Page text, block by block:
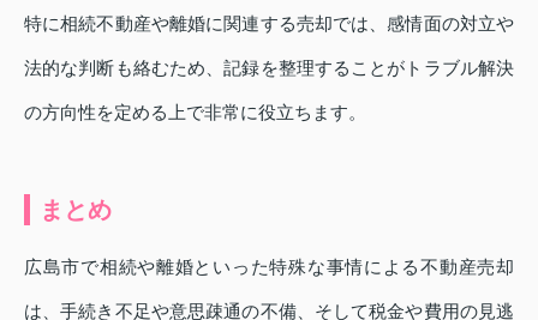
特に相続不動産や離婚に関連する売却では、感情面の対立や
法的な判断も絡むため、記録を整理することがトラブル解決
の方向性を定める上で非常に役立ちます。
まとめ
広島市で相続や離婚といった特殊な事情による不動産売却
は、手続き不足や意思疎通の不備、そして税金や費用の見逃